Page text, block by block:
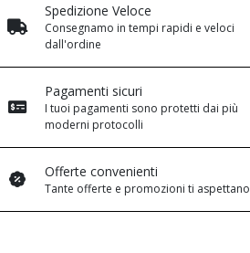
Spedizione Veloce
Consegnamo in tempi rapidi e veloci
dall'ordine
Pagamenti sicuri
I tuoi pagamenti sono protetti dai più
moderni protocolli
Offerte convenienti
Tante offerte e promozioni ti aspettano